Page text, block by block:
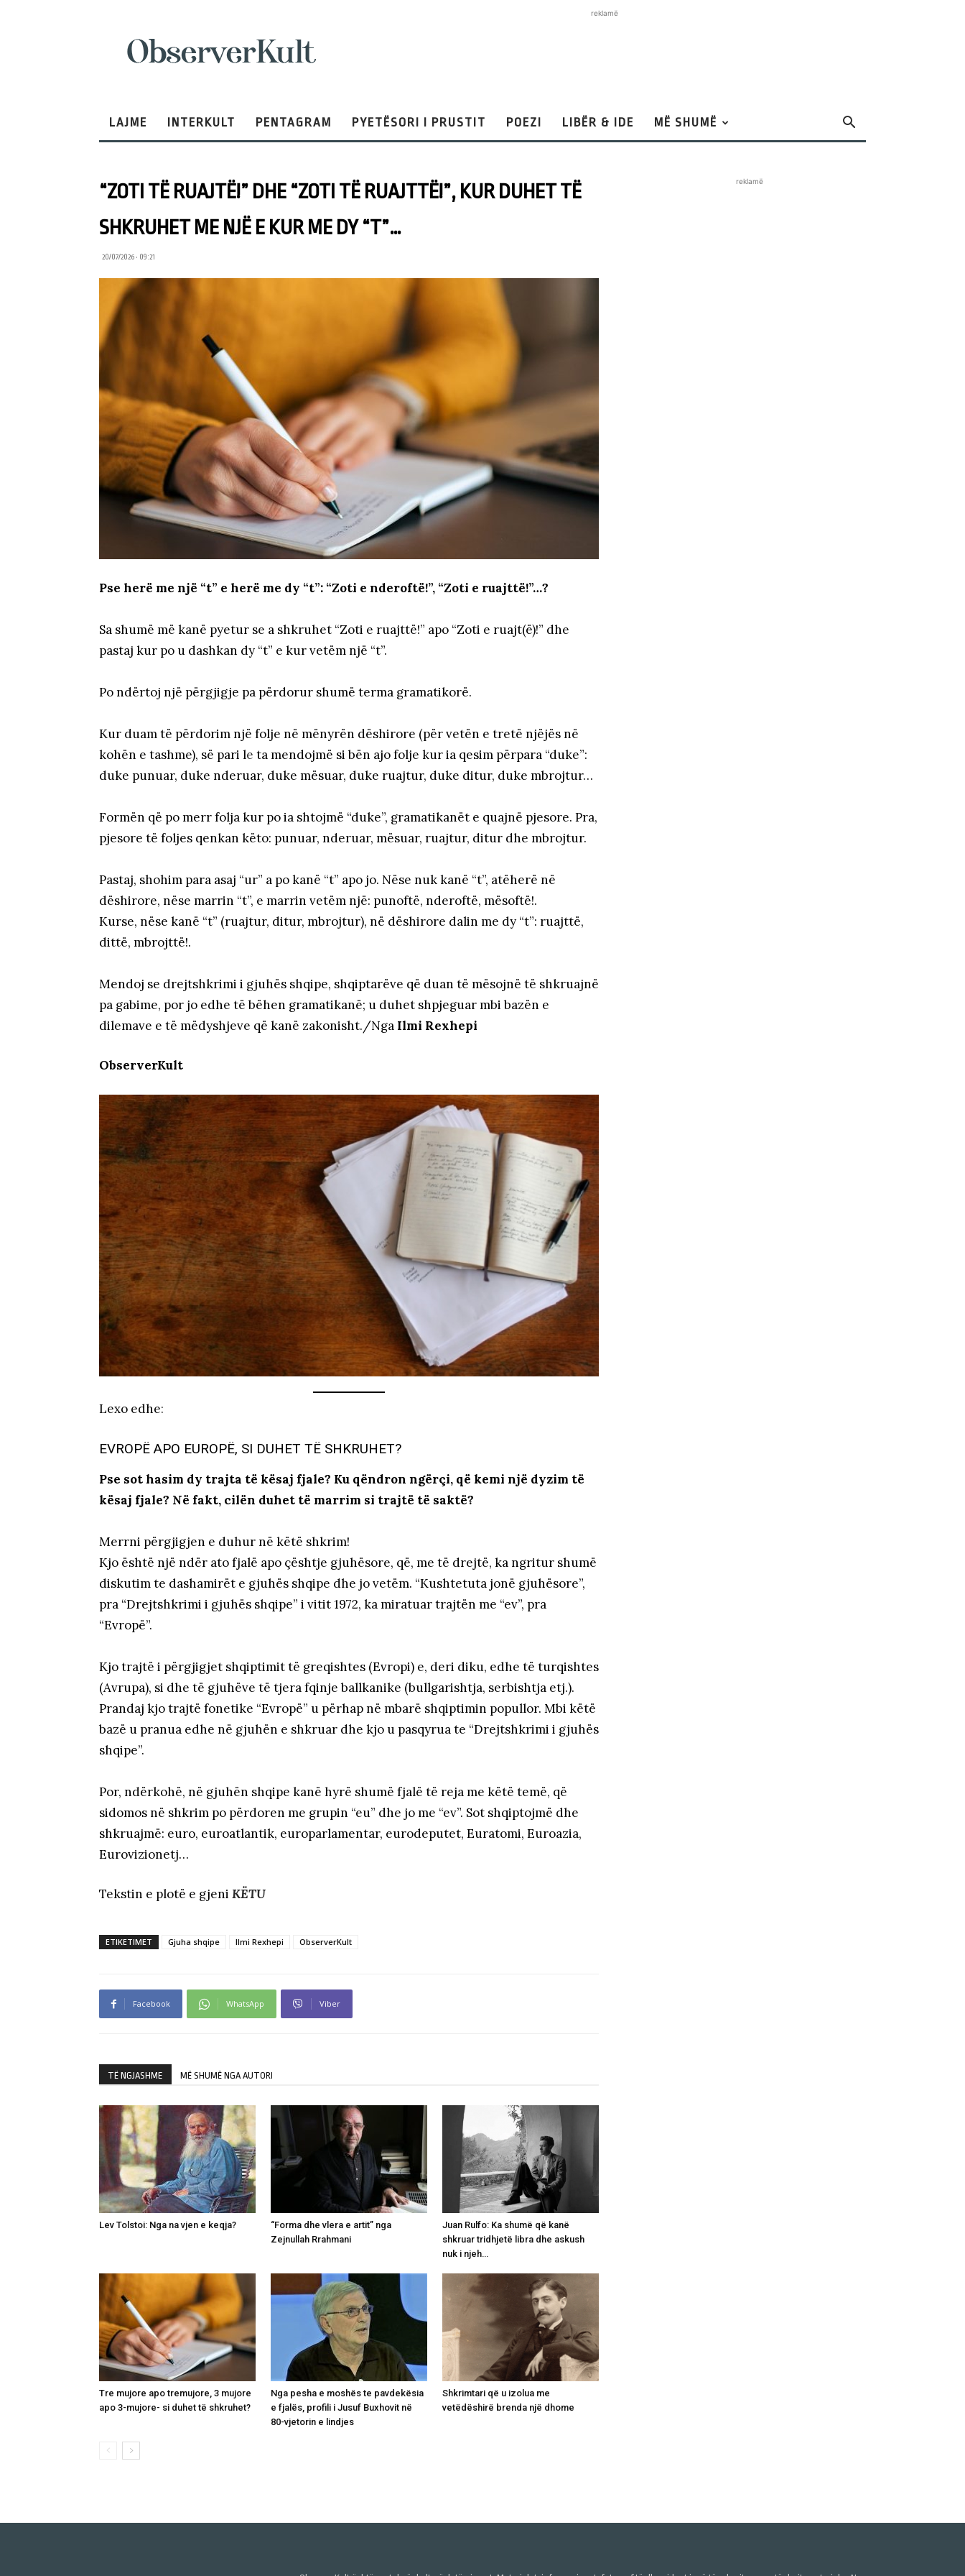
reklamë
LAJME INTERKULT PENTAGRAM PYETËSORI I PRUSTIT POEZI LIBËR & IDE MË SHUMË
“ZOTI TË RUAJTË!” DHE “ZOTI TË RUAJTTË!”, KUR DUHET TË
SHKRUHET ME NJË E KUR ME DY “T”…
20/07/2026 • 09:21
Pse herë me një “t” e herë me dy “t”: “Zoti e nderoftë!”, “Zoti e ruajttë!”…?
Sa shumë më kanë pyetur se a shkruhet “Zoti e ruajttë!” apo “Zoti e ruajt(ë)!” dhe
pastaj kur po u dashkan dy “t” e kur vetëm një “t”.
Po ndërtoj një përgjigje pa përdorur shumë terma gramatikorë.
Kur duam të përdorim një folje në mënyrën dëshirore (për vetën e tretë njëjës në
kohën e tashme), së pari le ta mendojmë si bën ajo folje kur ia qesim përpara “duke”:
duke punuar, duke nderuar, duke mësuar, duke ruajtur, duke ditur, duke mbrojtur…
Formën që po merr folja kur po ia shtojmë “duke”, gramatikanët e quajnë pjesore. Pra,
pjesore të foljes qenkan këto: punuar, nderuar, mësuar, ruajtur, ditur dhe mbrojtur.
Pastaj, shohim para asaj “ur” a po kanë “t” apo jo. Nëse nuk kanë “t”, atëherë në
dëshirore, nëse marrin “t”, e marrin vetëm një: punoftë, nderoftë, mësoftë!.
Kurse, nëse kanë “t” (ruajtur, ditur, mbrojtur), në dëshirore dalin me dy “t”: ruajttë,
dittë, mbrojttë!.
Mendoj se drejtshkrimi i gjuhës shqipe, shqiptarëve që duan të mësojnë të shkruajnë
pa gabime, por jo edhe të bëhen gramatikanë; u duhet shpjeguar mbi bazën e
dilemave e të mëdyshjeve që kanë zakonisht./Nga Ilmi Rexhepi
ObserverKult
Lexo edhe:
EVROPË APO EUROPË, SI DUHET TË SHKRUHET?
Pse sot hasim dy trajta të kësaj fjale? Ku qëndron ngërçi, që kemi një dyzim të
kësaj fjale? Në fakt, cilën duhet të marrim si trajtë të saktë?
Merrni përgjigjen e duhur në këtë shkrim!
Kjo është një ndër ato fjalë apo çështje gjuhësore, që, me të drejtë, ka ngritur shumë
diskutim te dashamirët e gjuhës shqipe dhe jo vetëm. “Kushtetuta jonë gjuhësore”,
pra “Drejtshkrimi i gjuhës shqipe” i vitit 1972, ka miratuar trajtën me “ev”, pra
“Evropë”.
Kjo trajtë i përgjigjet shqiptimit të greqishtes (Evropi) e, deri diku, edhe të turqishtes
(Avrupa), si dhe të gjuhëve të tjera fqinje ballkanike (bullgarishtja, serbishtja etj.).
Prandaj kjo trajtë fonetike “Evropë” u përhap në mbarë shqiptimin popullor. Mbi këtë
bazë u pranua edhe në gjuhën e shkruar dhe kjo u pasqyrua te “Drejtshkrimi i gjuhës
shqipe”.
Por, ndërkohë, në gjuhën shqipe kanë hyrë shumë fjalë të reja me këtë temë, që
sidomos në shkrim po përdoren me grupin “eu” dhe jo me “ev”. Sot shqiptojmë dhe
shkruajmë: euro, euroatlantik, europarlamentar, eurodeputet, Euratomi, Euroazia,
Eurovizionetj…
Tekstin e plotë e gjeni KËTU
ETIKETIMET Gjuha shqipe Ilmi Rexhepi ObserverKult
Facebook WhatsApp Viber
TË NGJASHME MË SHUMË NGA AUTORI
Lev Tolstoi: Nga na vjen e keqja?
“Forma dhe vlera e artit” nga
Zejnullah Rrahmani
Juan Rulfo: Ka shumë që kanë
shkruar tridhjetë libra dhe askush
nuk i njeh…
Tre mujore apo tremujore, 3 mujore
apo 3-mujore- si duhet të shkruhet?
Nga pesha e moshës te pavdekësia
e fjalës, profili i Jusuf Buxhovit në
80-vjetorin e lindjes
Shkrimtari që u izolua me
vetëdëshirë brenda një dhome
reklamë